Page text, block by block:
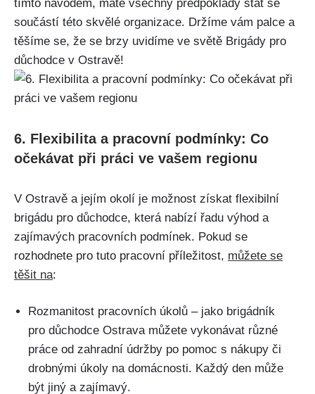
tímto návodem, máte všechny předpoklady stát se
součástí této skvělé organizace. Držíme vám palce a
těšíme se, že se brzy uvidíme ve světě Brigády pro
důchodce v Ostravě!
6. Flexibilita a pracovní podmínky: Co
očekávat při práci ve vašem regionu
V Ostravě a jejím okolí je možnost získat flexibilní
brigádu pro důchodce, která nabízí řadu výhod a
zajímavých pracovních podmínek. Pokud se
rozhodnete pro tuto pracovní příležitost, můžete se
těšit na:
Rozmanitost pracovních úkolů – jako brigádník
pro důchodce Ostrava můžete vykonávat různé
práce od zahradní údržby po pomoc s nákupy či
drobnými úkoly na domácnosti. Každý den může
být jiný a zajímavý.